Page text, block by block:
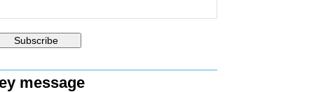
message